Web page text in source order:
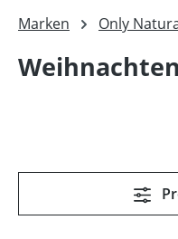
Marken Only
Weihnachten